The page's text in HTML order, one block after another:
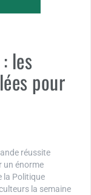
les
pour
réussite
un énorme
la Politique
la semaine